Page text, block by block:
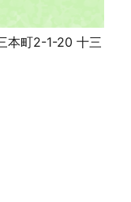
本町2-1-20 十三